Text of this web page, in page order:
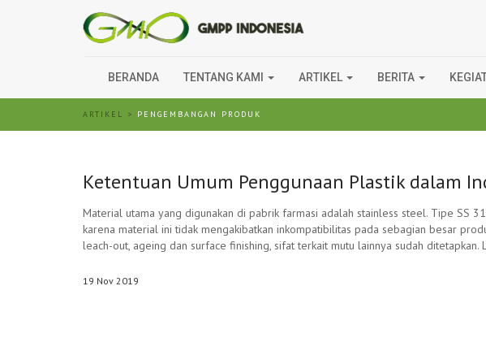
BERANDA TENTANG KAMI ARTIKEL BERITA
ARTIKEL > PENGEMBANGAN PRODUK
Ketentuan Umum Penggunaan Plastik dalam
Material utama yang digunakan di pabrik farmasi adalah stainless steel. Tipe SS
karena material ini tidak mengakibatkan inkompatibilitas pada sebagian besar
leach-out, ageing dan surface finishing, sifat terkait mutu lainnya sudah ditetapkan.
19 Nov 2019